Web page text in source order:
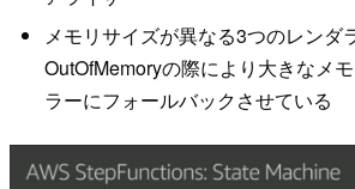
メモリサイズが異なる3つのレンダ
OutOfMemoryの際により大きなメ
ラーにフォールバックさせている